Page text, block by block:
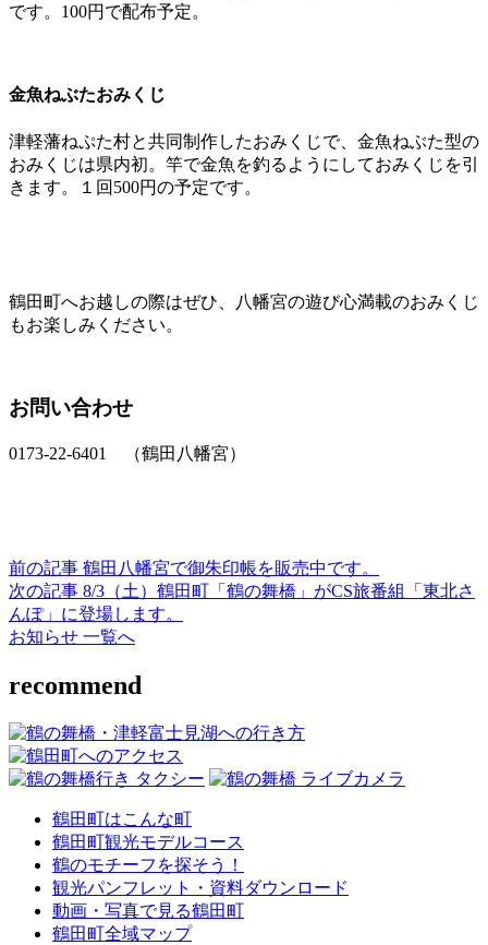
です。100円で配布予定。
金魚ねぶたおみくじ
津軽藩ねぷた村と共同制作したおみくじで、金魚ねぶた型の
おみくじは県内初。竿で金魚を釣るようにしておみくじを引
きます。１回500円の予定です。
鶴田町へお越しの際はぜひ、八幡宮の遊び心満載のおみくじ
もお楽しみください。
お問い合わせ
0173-22-6401 （鶴田八幡宮）
前の記事 鶴田八幡宮で御朱印帳を販売中です。
次の記事 8/3（土）鶴田町「鶴の舞橋」がCS旅番組「東北さ
んぽ」に登場します。
お知らせ 一覧へ
recommend
鶴田町はこんな町
鶴田町観光モデルコース
鶴のモチーフを探そう！
観光パンフレット・資料ダウンロード
動画・写真で見る鶴田町
鶴田町全域マップ